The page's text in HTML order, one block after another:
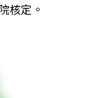
核定。